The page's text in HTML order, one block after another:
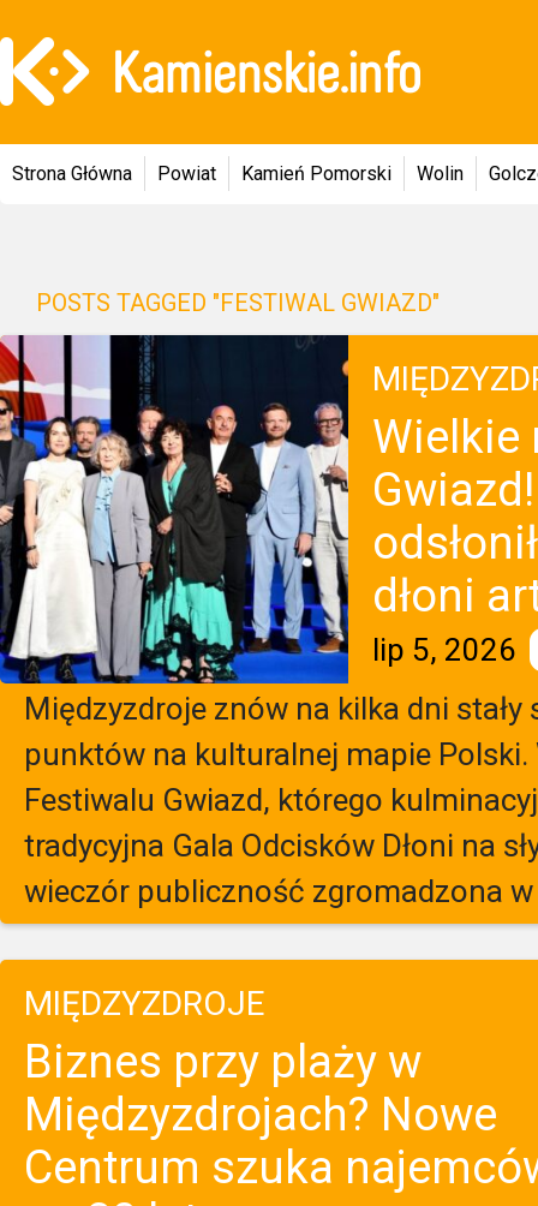
Strona Główna Powiat Kamień Pomorski Wolin
POSTS TAGGED "FESTIWAL GWIAZD"
Wielkie
dłoni
lip 5, 2026
Międzyzdroje znów na kilka dni
punktów na kulturalnej mapie
Festiwalu Gwiazd, którego
tradycyjna Gala Odcisków Dłoni na
wieczór publiczność zgromadzona
MIĘDZYZDROJE
Biznes przy plaży w
Międzyzdrojach? Nowe
Centrum szuka